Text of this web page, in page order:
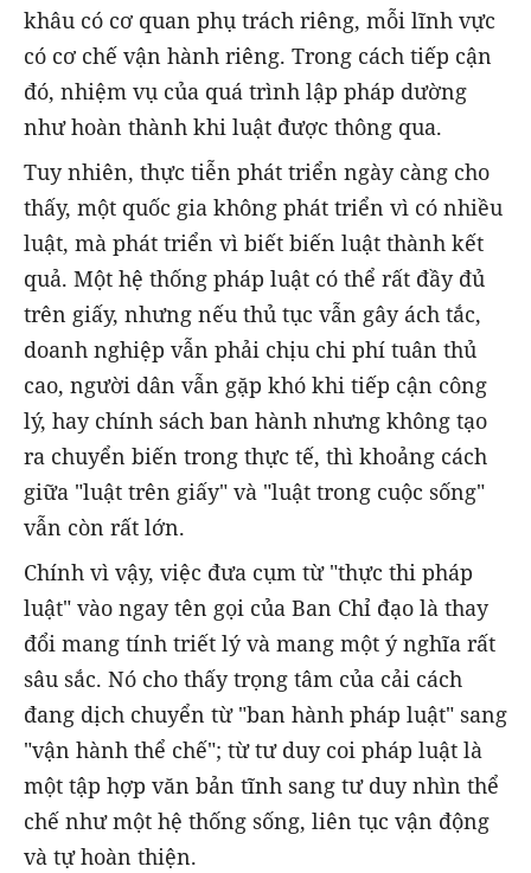
khâu có cơ quan phụ trách riêng, mỗi lĩnh vực
có cơ chế vận hành riêng. Trong cách tiếp cận
đó, nhiệm vụ của quá trình lập pháp dường
như hoàn thành khi luật được thông qua.
Tuy nhiên, thực tiễn phát triển ngày càng cho
thấy, một quốc gia không phát triển vì có nhiều
luật, mà phát triển vì biết biến luật thành kết
quả. Một hệ thống pháp luật có thể rất đầy đủ
trên giấy, nhưng nếu thủ tục vẫn gây ách tắc,
doanh nghiệp vẫn phải chịu chi phí tuân thủ
cao, người dân vẫn gặp khó khi tiếp cận công
lý, hay chính sách ban hành nhưng không tạo
ra chuyển biến trong thực tế, thì khoảng cách
giữa "luật trên giấy" và "luật trong cuộc sống"
vẫn còn rất lớn.
Chính vì vậy, việc đưa cụm từ "thực thi pháp
luật" vào ngay tên gọi của Ban Chỉ đạo là thay
đổi mang tính triết lý và mang một ý nghĩa rất
sâu sắc. Nó cho thấy trọng tâm của cải cách
đang dịch chuyển từ "ban hành pháp luật" sang
"vận hành thể chế"; từ tư duy coi pháp luật là
một tập hợp văn bản tĩnh sang tư duy nhìn thể
chế như một hệ thống sống, liên tục vận động
và tự hoàn thiện.